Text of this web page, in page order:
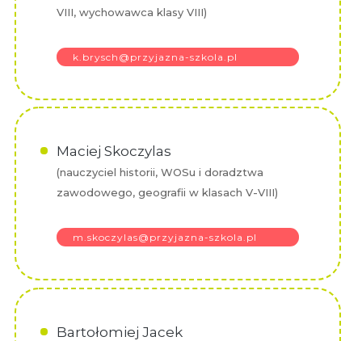
VIII, wychowawca klasy VIII)
k.brysch@przyjazna-szkola.pl
Maciej Skoczylas
(nauczyciel historii, WOSu i doradztwa
zawodowego, geografii w klasach V-VIII)
m.skoczylas@przyjazna-szkola.pl
Bartołomiej Jacek